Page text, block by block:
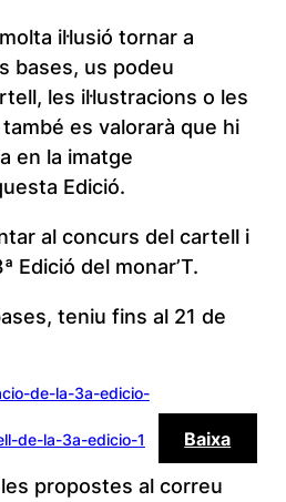
il·lusió tornar a
bases, us podeu
les il·lustracions o les
es valorarà que hi
en la imatge
Edició.
al concurs del cartell i
Edició del monar’T.
teniu fins al 21 de
de-la-3a-edicio-
de-la-3a-edicio-1 Baixa
propostes al correu